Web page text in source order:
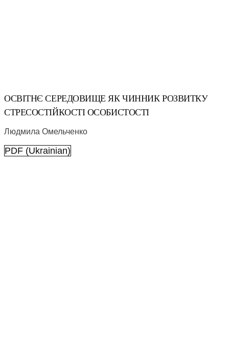
ОСВІТНЄ СЕРЕДОВИЩЕ ЯК ЧИННИК РОЗВИТКУ
СТРЕСОСТІЙКОСТІ ОСОБИСТОСТІ
Людмила Омельченко
PDF (Ukrainian)